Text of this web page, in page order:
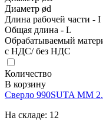
Диаметр ød
Длина рабочей части - I
Общая длина - L
Обрабатываемый
с НДС/ без НДС
Количество
В корзину
Сверло 990SUTA MM
На складе: 12